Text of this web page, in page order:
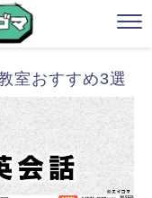
室おすすめ3選